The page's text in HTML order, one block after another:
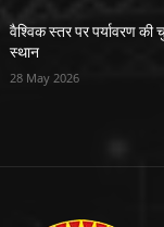
वैश्विक स्तर पर पर्यावरण की
स्थान
28 May 2026